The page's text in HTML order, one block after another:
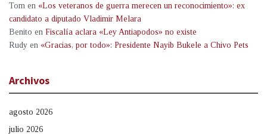
Tom en «Los veteranos de guerra merecen un reconocimiento»: ex
candidato a diputado Vladimir Melara
Benito en Fiscalía aclara «Ley Antiapodos» no existe
Rudy en «Gracias, por todo»: Presidente Nayib Bukele a Chivo Pets
Archivos
agosto 2026
julio 2026